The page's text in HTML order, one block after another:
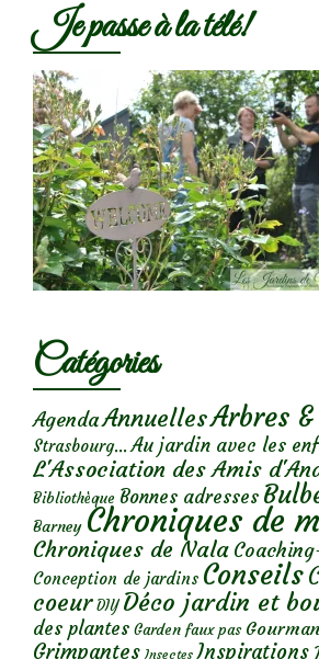
Je passe à la télé!
Catégories
AgendaAnnuellesArbres
Strasbourg... Au jardin avec les
L'Association des Amis
Bibliothèque Bonnes adresses
Barney Chroniques de
Chroniques de Nala
Conception de jardins Conseils
coeur DIY Déco jardin et
des plantes Garden faux pas
Grimpantes Insectes Inspirations